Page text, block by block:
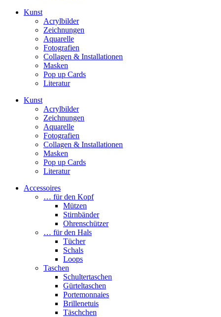
Kunst
Acrylbilder
Zeichnungen
Aquarelle
Fotografien
Collagen & Installationen
Masken
Pop up Cards
Literatur
Kunst
Acrylbilder
Zeichnungen
Aquarelle
Fotografien
Collagen & Installationen
Masken
Pop up Cards
Literatur
Accessoires
… für den Kopf
Mützen
Stirnbänder
Ohrenschützer
… für den Hals
Tücher
Schals
Loops
Taschen
Schultertaschen
Gürteltaschen
Portemonnaies
Brillenetuis
Täschchen